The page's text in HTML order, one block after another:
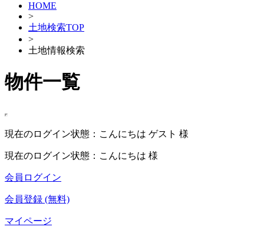
HOME
>
土地検索TOP
>
土地情報検索
物件一覧
現在のログイン状態：こんにちは ゲスト 様
現在のログイン状態：こんにちは 様
会員ログイン
会員登録 (無料)
マイページ